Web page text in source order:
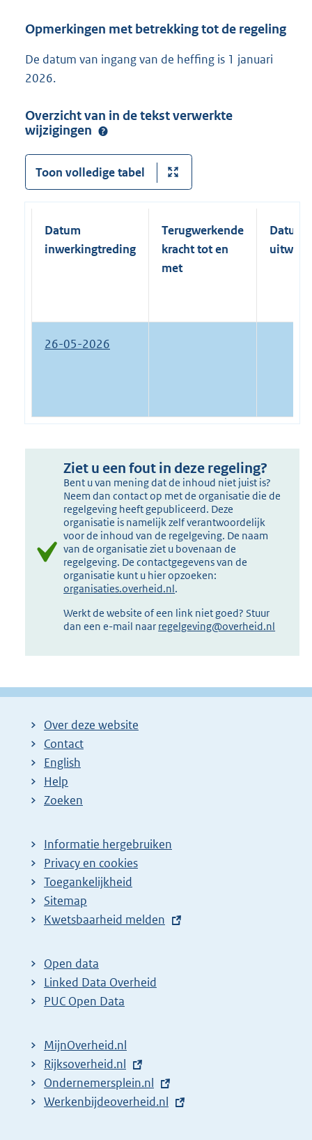
Opmerkingen met betrekking tot de regeling
De datum van ingang van de heffing is 1 januari
2026.
Overzicht van in de tekst verwerkte
wijzigingen
Toon volledige tabel
Datum
inwerkingtreding
Terugwerkende
kracht tot en
met
Datum
26-05-2026
Ziet u een fout in deze regeling?
Bent u van mening dat de inhoud niet juist is?
Neem dan contact op met de organisatie die de
regelgeving heeft gepubliceerd. Deze
organisatie is namelijk zelf verantwoordelijk
voor de inhoud van de regelgeving. De naam
van de organisatie ziet u bovenaan de
regelgeving. De contactgegevens van de
organisatie kunt u hier opzoeken:
organisaties.overheid.nl.
Werkt de website of een link niet goed? Stuur
dan een e-mail naar regelgeving@overheid.nl
Over deze website
Contact
English
Help
Zoeken
Informatie hergebruiken
Privacy en cookies
Toegankelijkheid
Sitemap
E
t
e
r
l
i
n
k
Kwetsbaarheid melden
Open data
Linked Data Overheid
PUC Open Data
MijnOverheid.nl
E
x
t
Rijksoverheid.nl
E
x
Ondernemersplein.nl
E
Werkenbijdeoverheid.nl